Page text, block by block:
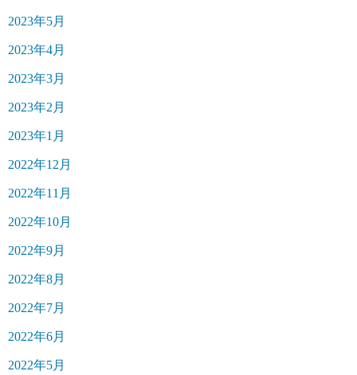
2023年5月
2023年4月
2023年3月
2023年2月
2023年1月
2022年12月
2022年11月
2022年10月
2022年9月
2022年8月
2022年7月
2022年6月
2022年5月